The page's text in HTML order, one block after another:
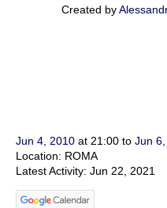
Created by
Jun 4, 2010 at 21:00 to Jun
Location: ROMA
Latest Activity: Jun 22, 2021